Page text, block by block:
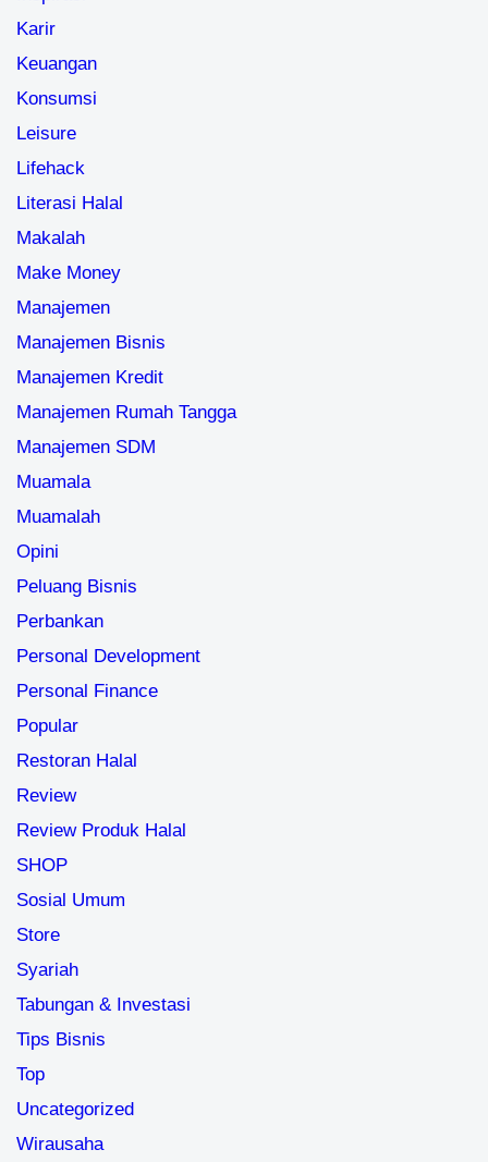
Karir
Keuangan
Konsumsi
Leisure
Lifehack
Literasi Halal
Makalah
Make Money
Manajemen
Manajemen Bisnis
Manajemen Kredit
Manajemen Rumah Tangga
Manajemen SDM
Muamala
Muamalah
Opini
Peluang Bisnis
Perbankan
Personal Development
Personal Finance
Popular
Restoran Halal
Review
Review Produk Halal
SHOP
Sosial Umum
Store
Syariah
Tabungan & Investasi
Tips Bisnis
Top
Uncategorized
Wirausaha